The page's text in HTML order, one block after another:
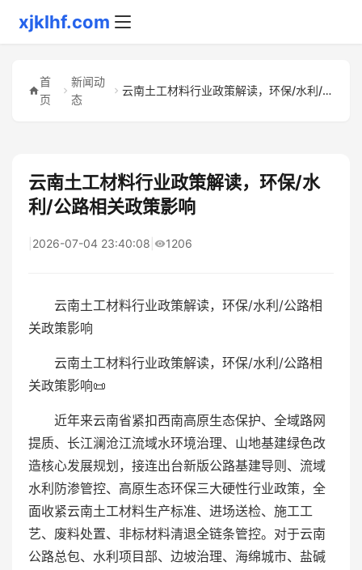
xjklhf.com
首
页
新闻动
态
云南土工材料行业政策解读，环保/水利/公路相关政策影响
云南土工材料行业政策解读，环保/水
利/公路相关政策影响
2026-07-04 23:40:08 1206
云南土工材料行业政策解读，环保/水利/公路相
关政策影响
云南土工材料行业政策解读，环保/水利/公路相
关政策影响📜
近年来云南省紧扣西南高原生态保护、全域路网
提质、长江澜沧江流域水环境治理、山地基建绿色改
造核心发展规划，接连出台新版公路基建导则、流域
水利防渗管控、高原生态环保三大硬性行业政策，全
面收紧云南土工材料生产标准、进场送检、施工工
艺、废料处置、非标材料清退全链条管控。对于云南
公路总包、水利项目部、边坡治理、海绵城市、盐碱